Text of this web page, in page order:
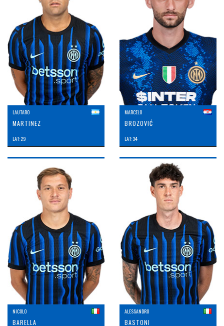
LAUTARO
MARTINEZ
LAT: 29
MARCELO
BROZOVIĆ
LAT: 34
NICOLO
BARELLA
ALESSANDRO
BASTONI